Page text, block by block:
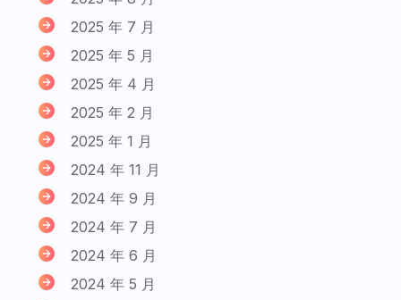
2025 年 7 月
2025 年 5 月
2025 年 4 月
2025 年 2 月
2025 年 1 月
2024 年 11 月
2024 年 9 月
2024 年 7 月
2024 年 6 月
2024 年 5 月